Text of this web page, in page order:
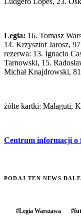
Legia: 16. Tomasz
14. Krzysztof Jarosz,
rezerwa: 13. Ignacio
Tarnowski, 15.
Michał Knajdrowski,
żółte kartki: Malaguti,
Centrum informacji o
PODAJ TEN NEWS
#Legia Warszawa #